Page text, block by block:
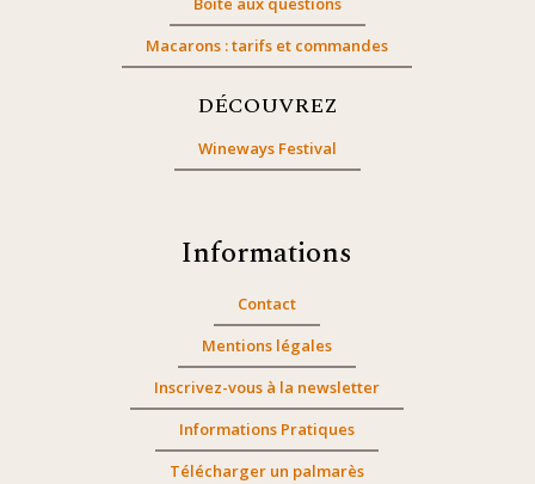
Macarons : tarifs et commandes
DÉCOUVREZ
Wineways Festival
Informations
Contact
Mentions légales
Inscrivez-vous à la newsletter
Informations Pratiques
Télécharger un palmarès